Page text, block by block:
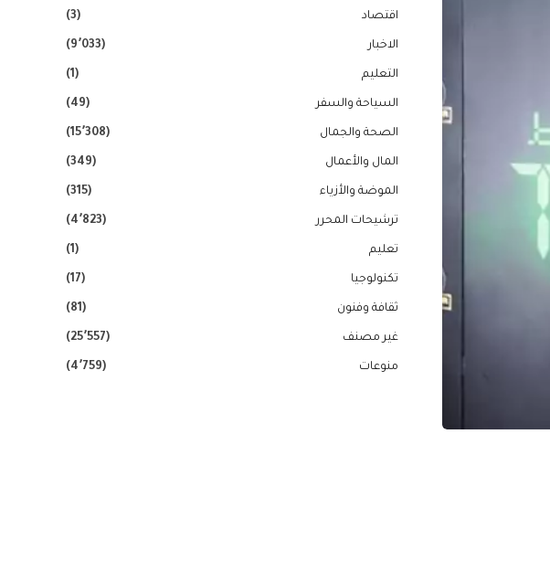
اقتصاد (3)
الاخبار (9٬033)
التعليم (1)
السياحة والسفر (49)
الصحة والجمال (15٬308)
المال والأعمال (349)
الموضة والأزياء (315)
ترشيحات المحرر (4٬823)
تعليم (1)
تكنولوجيا (17)
ثقافة وفنون (81)
غير مصنف (25٬557)
منوعات (4٬759)